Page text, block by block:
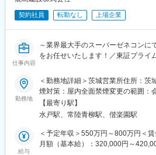
■募集背景：
◇こんな方にお勧めです◇
・資格を生かして事務業務にチャレ
■同社の魅力と特徴：
【1840年創業／売上高1兆超え／歴
館建築の鹿島」と呼ばれるほか、そ
毎に「鉄道の鹿島」「ダムの鹿島」
契約社員 転勤なし 上場企業
仕事内容
～業界最大手のスーパーゼネコンに
をお任せいたします！／東証プライ
【変更の範囲：会社の定める業務】
■業務内容：
同社の事務系総合職が担当する現場
いたします。
総務、労務管理、経理などの事務業
入社後は上長がOJTにて指導します
勤務地
＜勤務地詳細＞茨城営業所住所：茨
煙対策：屋内全面禁煙変更の範囲：
【最寄り駅】
水戸駅、常陸青柳駅、偕楽園駅
給与
＜予定年収＞550万円～800万円＜
月額（基本給）：320,000円～